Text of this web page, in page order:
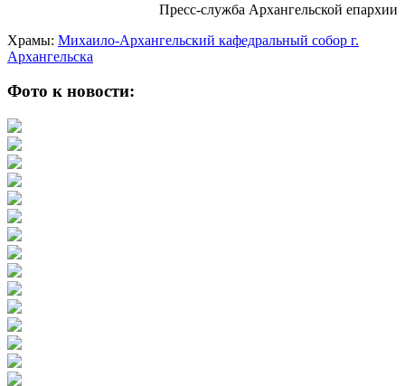
Пресс-служба Архангельской епархии
Храмы: Михаило-Архангельский кафедральный собор г.
Архангельска
Фото к новости: